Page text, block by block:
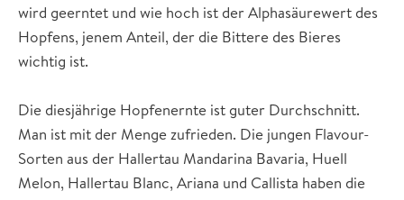
wird geerntet und wie hoch ist der Alphasäurewert des
Hopfens, jenem Anteil, der die Bittere des Bieres
wichtig ist.
Die diesjährige Hopfenernte ist guter Durchschnitt.
Man ist mit der Menge zufrieden. Die jungen Flavour-
Sorten aus der Hallertau Mandarina Bavaria, Huell
Melon, Hallertau Blanc, Ariana und Callista haben die